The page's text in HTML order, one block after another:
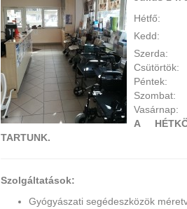
Hétfő:
Kedd:
Szerda:
Péntek:
Szombat:
Vasárnap:
A
TARTUNK.
Szolgáltatások:
Gyógyászati segédeszközök